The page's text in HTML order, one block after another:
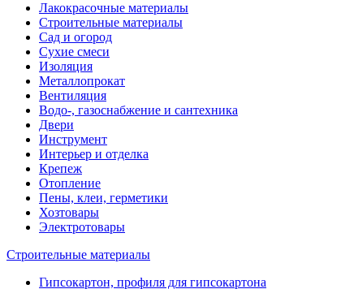
Лакокрасочные материалы
Строительные материалы
Сад и огород
Сухие смеси
Изоляция
Металлопрокат
Вентиляция
Водо-, газоснабжение и сантехника
Двери
Инструмент
Интерьер и отделка
Крепеж
Отопление
Пены, клеи, герметики
Хозтовары
Электротовары
Строительные материалы
Гипсокартон, профиля для гипсокартона